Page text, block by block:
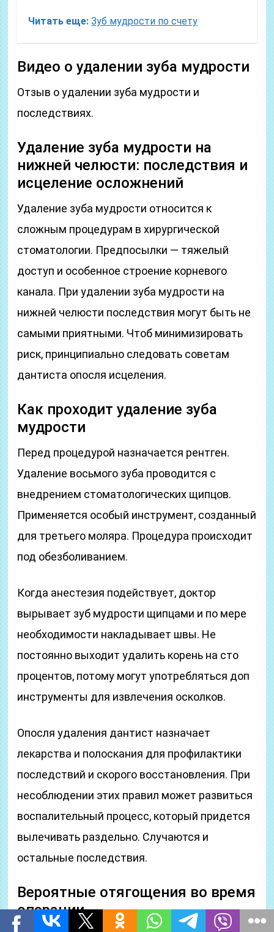
Читать еще: Зуб мудрости по счету
Видео о удалении зуба мудрости
Отзыв о удалении зуба мудрости и
последствиях.
Удаление зуба мудрости на
нижней челюсти: последствия и
исцеление осложнений
Удаление зуба мудрости относится к
сложным процедурам в хирургической
стоматологии. Предпосылки — тяжелый
доступ и особенное строение корневого
канала. При удалении зуба мудрости на
нижней челюсти последствия могут быть не
самыми приятными. Чтоб минимизировать
риск, принципиально следовать советам
дантиста опосля исцеления.
Как проходит удаление зуба
мудрости
Перед процедурой назначается рентген.
Удаление восьмого зуба проводится с
внедрением стоматологических щипцов.
Применяется особый инструмент, созданный
для третьего моляра. Процедура происходит
под обезболиванием.
Когда анестезия подействует, доктор
вырывает зуб мудрости щипцами и по мере
необходимости накладывает швы. Не
постоянно выходит удалить корень на сто
процентов, потому могут употребляться доп
инструменты для извлечения осколков.
Опосля удаления дантист назначает
лекарства и полоскания для профилактики
последствий и скорого восстановления. При
несоблюдении этих правил может развиться
воспалительный процесс, который придется
вылечивать раздельно. Случаются и
остальные последствия.
Вероятные отягощения во время
операции